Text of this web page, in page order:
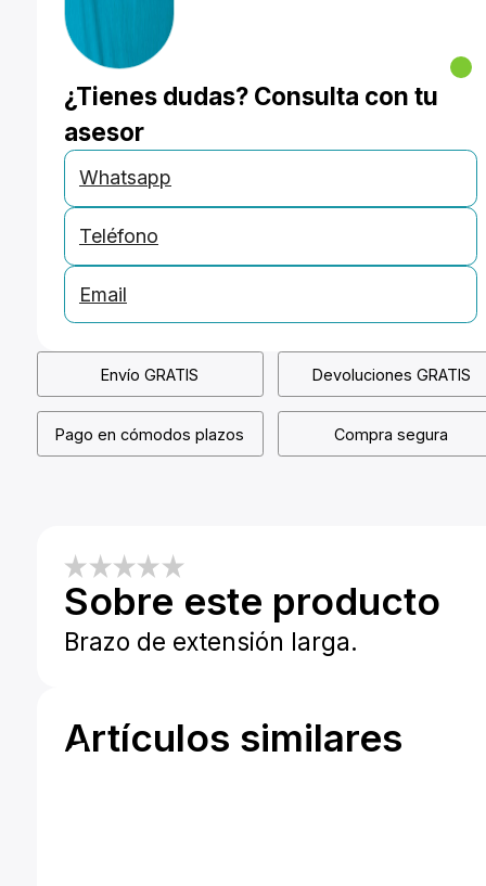
¿Tienes dudas? Consulta con tu
asesor
Whatsapp
Teléfono
Email
Envío GRATIS Devoluciones GRATIS
Pago en cómodos plazos Compra segura
Sobre este producto
Brazo de extensión larga.
Artículos similares